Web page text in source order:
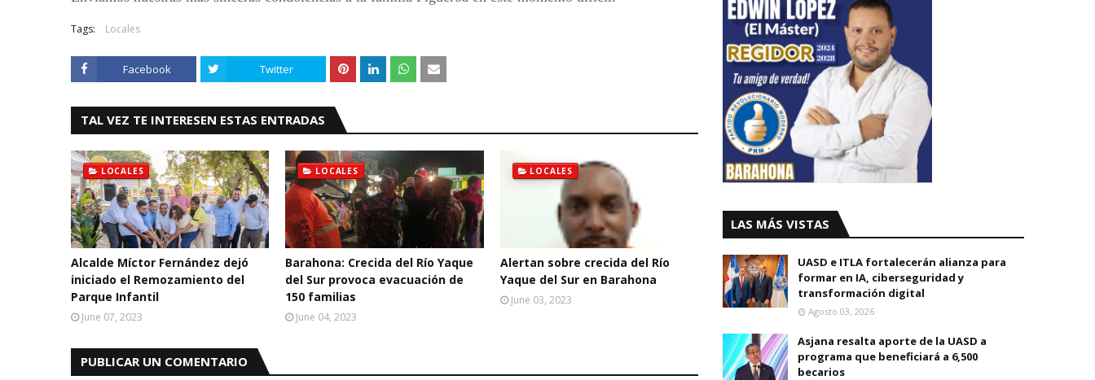
Tags: Locales
Facebook Twitter
TAL VEZ TE INTERESEN ESTAS ENTRADAS
LOCALES
Alcalde Míctor Fernández dejó
iniciado el Remozamiento del
Parque Infantil
June 07, 2023
LOCALES
Barahona: Crecida del Río Yaque
del Sur provoca evacuación de
150 familias
June 04, 2023
LOCALES
Alertan sobre crecida del Río
Yaque del Sur en Barahona
June 03, 2023
PUBLICAR UN COMENTARIO
LAS MÁS VISTAS
UASD e ITLA fortalecerán alianza para
formar en IA, ciberseguridad y
transformación digital
Agosto 03, 2026
Asjana resalta aporte de la UASD a
programa que beneficiará a 6,500
becarios